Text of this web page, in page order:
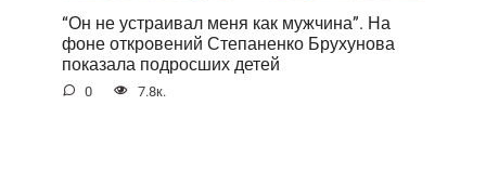
“Он не устраивал меня как мужчина”. На
фоне открoвений Степаненко Брухунова
показала подросших детей
0 7.8к.